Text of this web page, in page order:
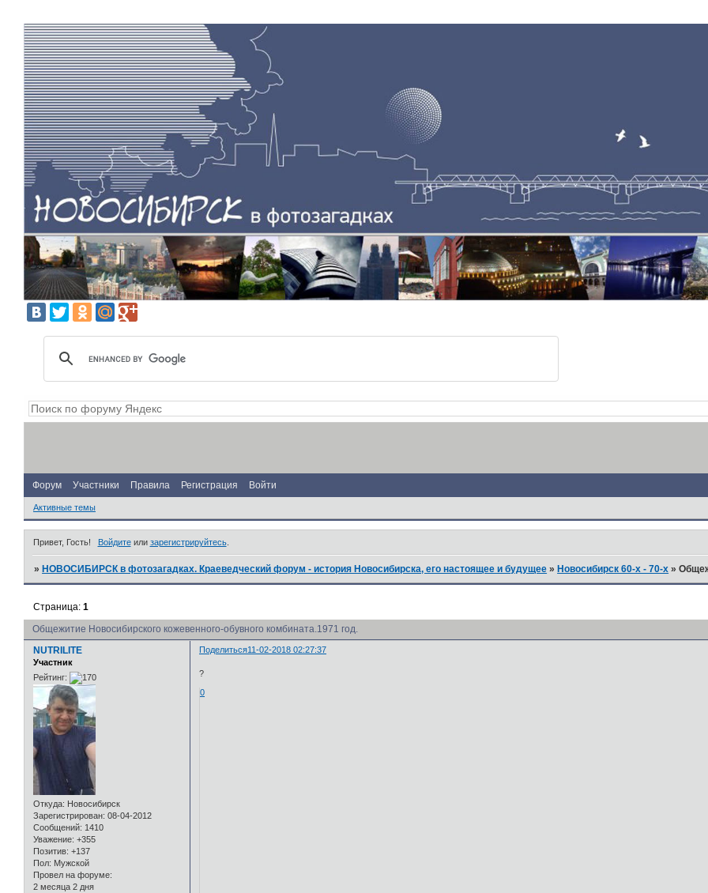
Форум Участники Правила Регистрация Войти
Активные темы
Привет, Гость! Войдитеили зарегистрируйтесь.
»НОВОСИБИРСК в фотозагадках. Краеведческий форум - история Новосибирска, его настоящее и будущее »Новосибирск 60-х - 70-х »
Общежитие Новосибирского кожевенного-обувного комбината.1971 год.
Страница:1
Поделиться11-02-2018 02:27:37
NUTRILITE
Участник
Рейтинг:
Откуда: Новосибирск
Зарегистрирован: 08-04-2012
Сообщений: 1410
Уважение: +355
Позитив: +137
Пол: Мужской
Провел на форуме:
2 месяца 2 дня
?
0